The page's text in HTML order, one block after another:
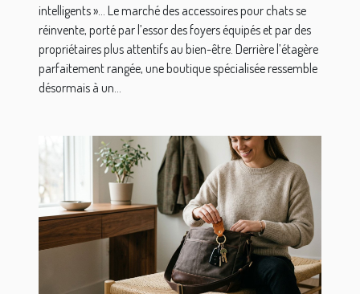
intelligents »… Le marché des accessoires pour chats se
réinvente, porté par l’essor des foyers équipés et par des
propriétaires plus attentifs au bien-être. Derrière l’étagère
parfaitement rangée, une boutique spécialisée ressemble
désormais à un...